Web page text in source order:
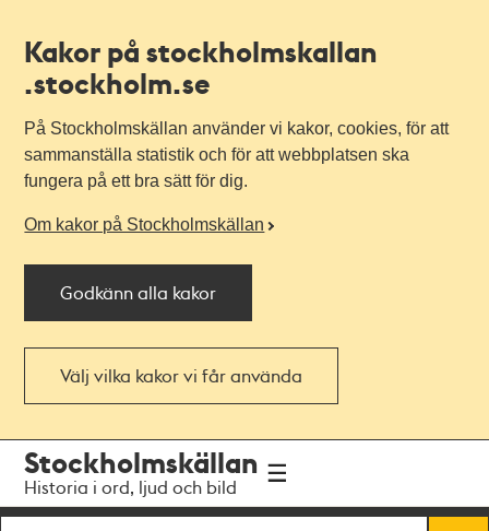
Kakor på stockholmskallan
.stockholm.se
På Stockholmskällan använder vi kakor, cookies, för att
sammanställa statistik och för att webbplatsen ska
fungera på ett bra sätt för dig.
Om kakor på Stockholmskällan
Godkänn alla kakor
Välj vilka kakor vi får använda
navigationen
huvudinnehållet
Stockholmskällan
Historia i ord, ljud och bild